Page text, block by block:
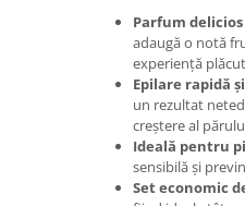
Parfum
adaugă o notă
experiență
Epilare rapidă
un rezultat
creștere al
Ideală pentru
sensibilă și
Set economic